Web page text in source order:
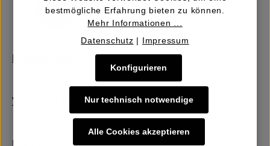
Verkaufen | Einbringen
bestmögliche Erfahrung bieten zu können.
Mehr Informationen ...
Datenschutz | Impressum
Nur technisch notwendige
Konfigurieren
Alle Cookies akzeptieren